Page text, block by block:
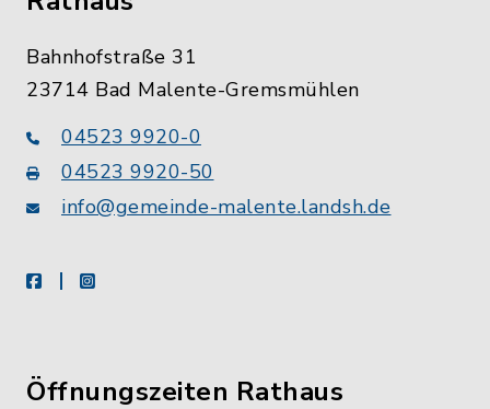
Bahnhofstraße 31
23714 Bad Malente-Gremsmühlen
04523 9920-0
04523 9920-50
info@gemeinde-malente.landsh.de
facebookinstagram
Öffnungszeiten Rathaus